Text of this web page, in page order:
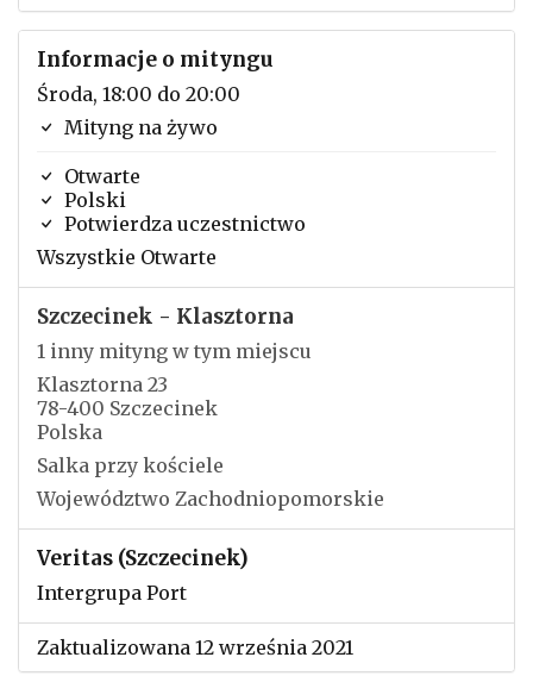
Informacje o mityngu
Środa, 18:00 do 20:00
Mityng na żywo
Otwarte
Polski
Potwierdza uczestnictwo
Wszystkie Otwarte
Szczecinek - Klasztorna
1 inny mityng w tym miejscu
Klasztorna 23
78-400 Szczecinek
Polska
Salka przy kościele
Województwo Zachodniopomorskie
Veritas (Szczecinek)
Intergrupa Port
Zaktualizowana 12 września 2021